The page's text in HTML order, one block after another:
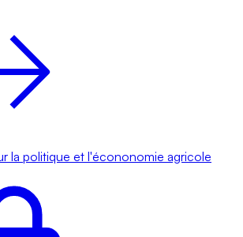
la politique et l'écononomie agricole